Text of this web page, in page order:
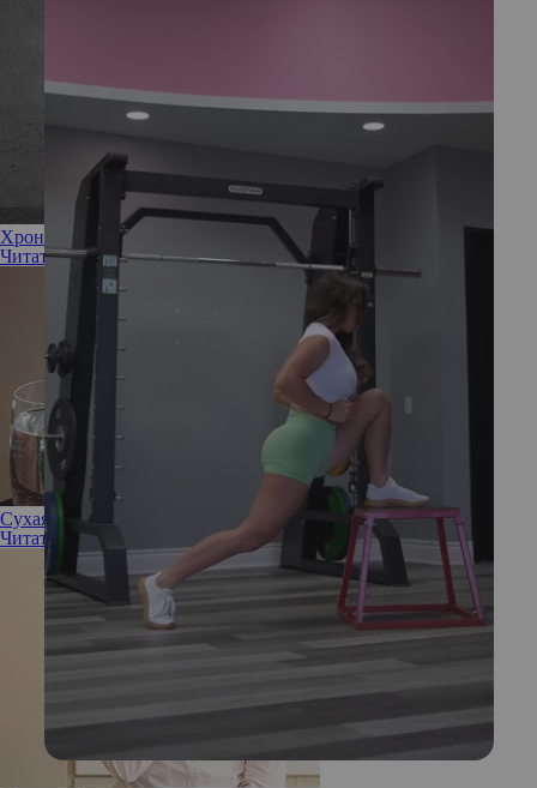
Хроническая усталость: причины и методы борьбы
Читать полностью
Сухая кожа или обезвоженная: в чем разница и что делать
Читать полностью